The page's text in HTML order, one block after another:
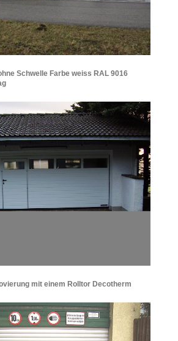
Schwelle Farbe weiss RAL 9016
mit einem Rolltor Decotherm